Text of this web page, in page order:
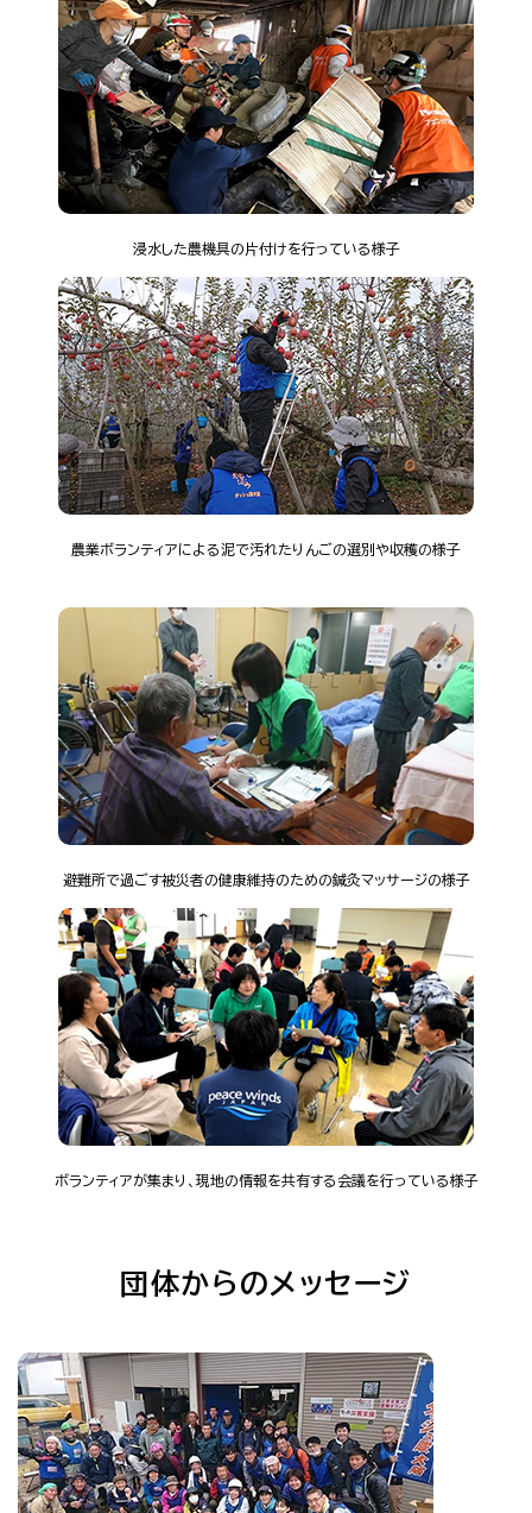
浸水した農機具の片付けを行っている様子
農業ボランティアによる泥で汚れたりんごの選別や収穫の様子
避難所で過ごす被災者の健康維持のための鍼灸マッサージの様子
ボランティアが集まり、現地の情報を共有する会議を行っている様子
団体からのメッセージ